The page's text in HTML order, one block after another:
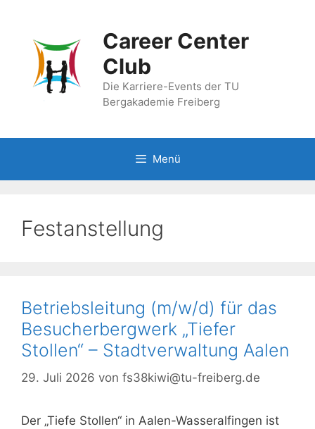
springen
Career Center
Club
Die Karriere-Events der TU
Bergakademie Freiberg
Menü
Festanstellung
Betriebsleitung (m/w/d) für das
Besucherbergwerk „Tiefer
Stollen“ – Stadtverwaltung Aalen
29. Juli 2026 von fs38kiwi@tu-freiberg.de
Der „Tiefe Stollen“ in Aalen-Wasseralfingen ist